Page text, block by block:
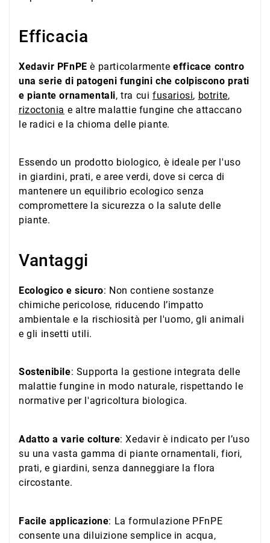
Efficacia
Xedavir PFnPE è particolarmenteefficace contro
una serie di patogeni fungini che colpiscono prati
e piante ornamentali, tra cuifusariosi, botrite,
rizoctonia e altre malattie fungine che attaccano
le radici e la chioma delle piante.
Essendo un prodotto biologico, è ideale per l'uso
in giardini, prati, e aree verdi, dove si cerca di
mantenere un equilibrio ecologico senza
compromettere la sicurezza o la salute delle
piante.
Vantaggi
Ecologico e sicuro: Non contiene sostanze
chimiche pericolose, riducendo l’impatto
ambientale e la rischiosità per l'uomo, gli animali
e gli insetti utili.
Sostenibile: Supporta la gestione integrata delle
malattie fungine in modo naturale, rispettando le
normative per l'agricoltura biologica.
Adatto a varie colture: Xedavir è indicato per l’uso
su una vasta gamma di piante ornamentali, fiori,
prati, e giardini, senza danneggiare la flora
circostante.
Facile applicazione: La formulazione PFnPE
consente una diluizione semplice in acqua,